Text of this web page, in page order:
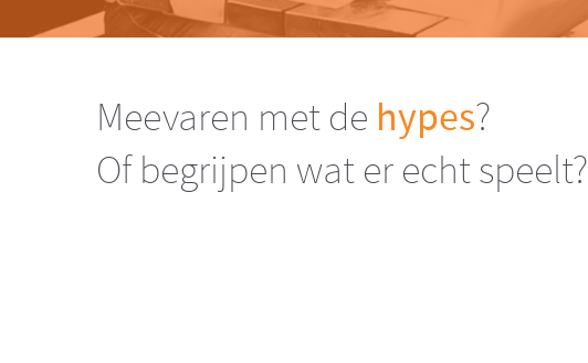
Meevaren met de hypes?
Of begrijpen wat er echt speelt?